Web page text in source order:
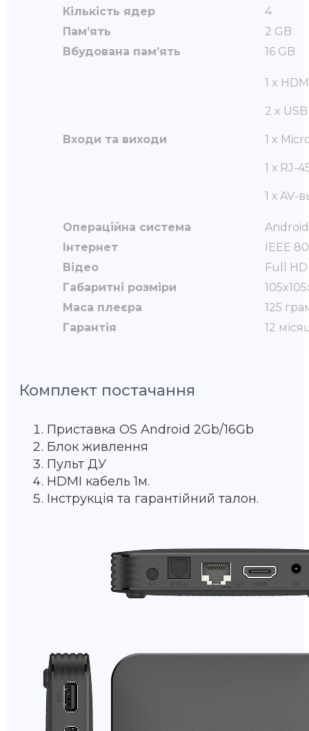
Кількість ядер
4
Пам’ять
2 GB
Вбудована пам’ять
16 GB
Входи та виходи
1 x
2 x
1 x
1 х RJ-
1 х AV-
Операційна система
Android
Інтернет
IEEE
Відео
Full HD
Габаритні розміри
Маса плеєра
125
Гарантія
12
Комплект постачання
Приставка OS Android 2Gb/16Gb
Блок живлення
Пульт ДУ
HDMI кабель 1м.
Інструкція та гарантійний талон.